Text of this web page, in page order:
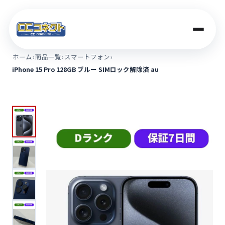
商品一覧
店舗案内
コラム
ホーム›商品一覧›スマートフォン›
iPhone 15 Pro 128GB ブルー SIMロック解除済 au